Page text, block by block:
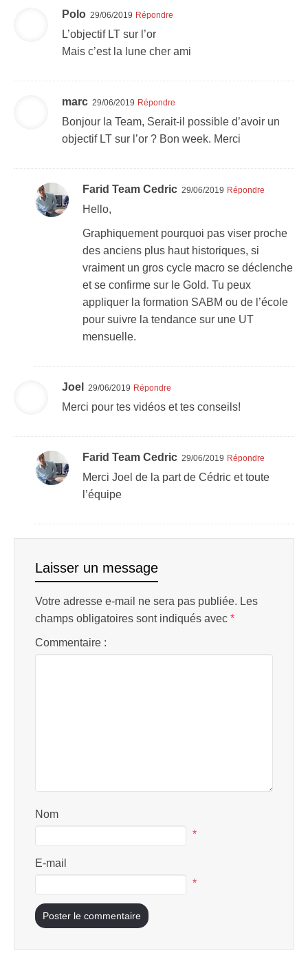
Polo 29/06/2019 Répondre
L’objectif LT sur l’or
Mais c’est la lune cher ami
marc 29/06/2019 Répondre
Bonjour la Team, Serait-il possible d’avoir un
objectif LT sur l’or ? Bon week. Merci
Farid Team Cedric 29/06/2019 Répondre
Hello,
Graphiquement pourquoi pas viser proche
des anciens plus haut historiques, si
vraiment un gros cycle macro se déclenche
et se confirme sur le Gold. Tu peux
appliquer la formation SABM ou de l’école
pour suivre la tendance sur une UT
mensuelle.
Joel 29/06/2019 Répondre
Merci pour tes vidéos et tes conseils!
Farid Team Cedric 29/06/2019 Répondre
Merci Joel de la part de Cédric et toute
l’équipe
Laisser un message
Votre adresse e-mail ne sera pas publiée. Les
champs obligatoires sont indiqués avec *
Commentaire :
Nom
*
E-mail
*